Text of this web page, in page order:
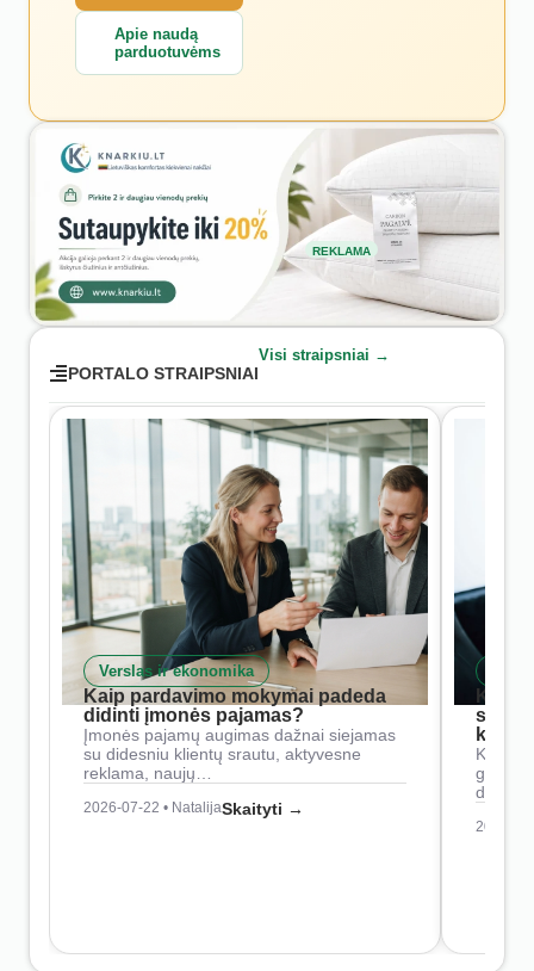
Apie naudą
parduotuvėms
REKLAMA
PORTALO STRAIPSNIAI
Visi straipsniai →
Verslas ir ekonomika
Kaip pardavimo mokymai padeda
didinti įmonės pajamas?
Įmonės pajamų augimas dažnai siejamas
su didesniu klientų srautu, aktyvesne
reklama, naujų…
2026-07-22 • NatalijaSkaityti →
Kaip
2026-